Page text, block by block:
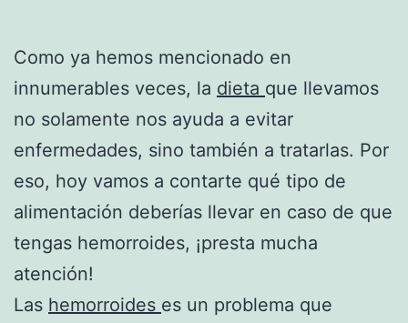
Como ya hemos mencionado en
innumerables veces, la dieta que llevamos
no solamente nos ayuda a evitar
enfermedades, sino también a tratarlas. Por
eso, hoy vamos a contarte qué tipo de
alimentación deberías llevar en caso de que
tengas hemorroides, ¡presta mucha
atención!
Las hemorroides es un problema que